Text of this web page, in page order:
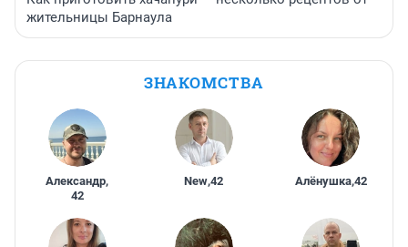
жительницы Барнаула
ЗНАКОМСТВА
Александр,
42
New,42 Алёнушка,42